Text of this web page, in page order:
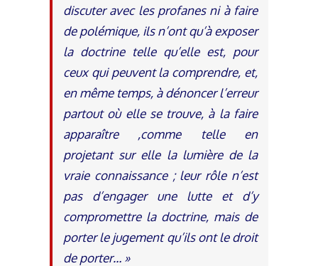
discuter avec les profanes ni à faire
de polémique, ils n’ont qu’à exposer
la doctrine telle qu’elle est, pour
ceux qui peuvent la comprendre, et,
en même temps, à dénoncer l’erreur
partout où elle se trouve, à la faire
apparaître ,comme telle en
projetant sur elle la lumière de la
vraie connaissance ; leur rôle n’est
pas d’engager une lutte et d’y
compromettre la doctrine, mais de
porter le jugement qu’ils ont le droit
de porter… »